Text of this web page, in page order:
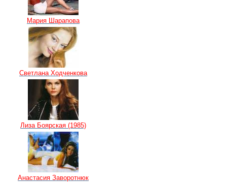
Мария Шарапова
Светлана Ходченкова
Лиза Боярская (1985)
Анастасия Заворотнюк